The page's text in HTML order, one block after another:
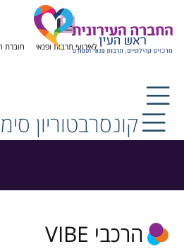
לאירועי תרבות ופנאי חוברת
קונסרבטוריון
הרכבי VIBE